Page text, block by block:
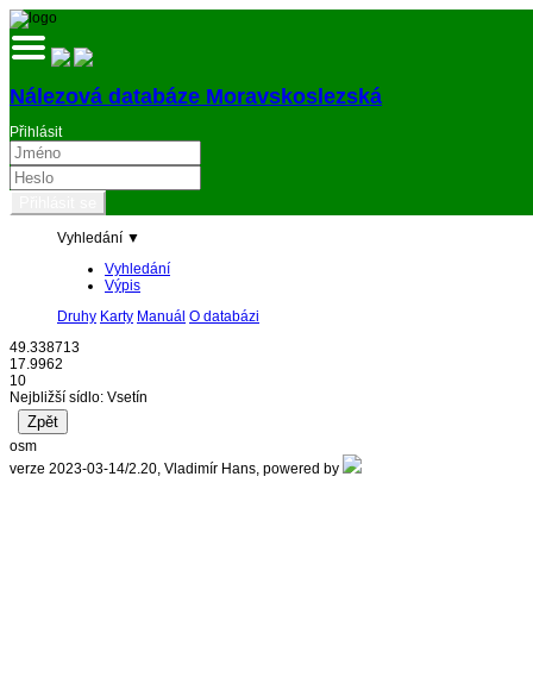
Nálezová databáze Moravskoslezská
Přihlásit
Vyhledání ▼
Vyhledání
Výpis
Druhy Karty Manuál O databázi
49.338713
17.9962
10
Nejbližší sídlo: Vsetín
osm
verze 2023-03-14/2.20, Vladimír Hans, powered by